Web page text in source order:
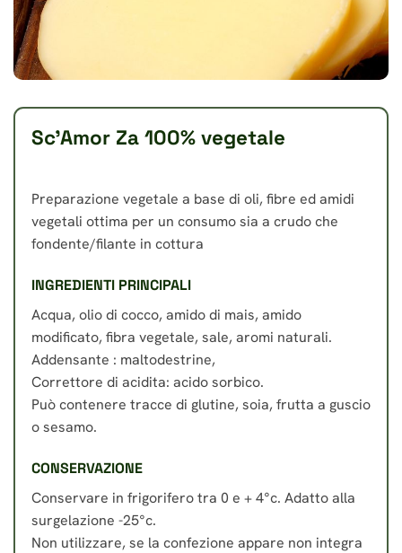
Sc’Amor Za 100% vegetale
Preparazione vegetale a base di oli, fibre ed amidi
vegetali ottima per un consumo sia a crudo che
fondente/filante in cottura
INGREDIENTI PRINCIPALI
Acqua, olio di cocco, amido di mais, amido
modificato, fibra vegetale, sale, aromi naturali.
Addensante : maltodestrine,
Correttore di acidita: acido sorbico.
Può contenere tracce di glutine, soia, frutta a guscio
o sesamo.
CONSERVAZIONE
Conservare in frigorifero tra 0 e + 4°c. Adatto alla
surgelazione -25°c.
Non utilizzare, se la confezione appare non integra